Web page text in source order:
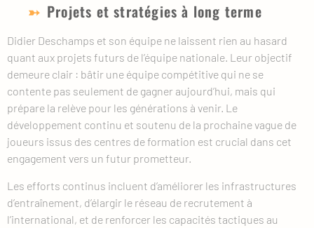
Projets et stratégies à long terme
Didier Deschamps et son équipe ne laissent rien au hasard
quant aux projets futurs de l’équipe nationale. Leur objectif
demeure clair : bâtir une équipe compétitive qui ne se
contente pas seulement de gagner aujourd’hui, mais qui
prépare la relève pour les générations à venir. Le
développement continu et soutenu de la prochaine vague de
joueurs issus des centres de formation est crucial dans cet
engagement vers un futur prometteur.
Les efforts continus incluent d’améliorer les infrastructures
d’entraînement, d’élargir le réseau de recrutement à
l’international, et de renforcer les capacités tactiques au